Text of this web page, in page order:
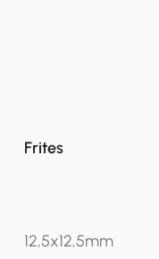
Frites
12,5x12,5mm